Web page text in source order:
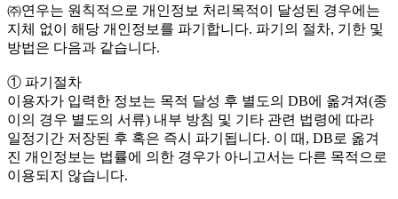
㈜연우는 원칙적으로 개인정보 처리목적이 달성된 경우에는
지체 없이 해당 개인정보를 파기합니다. 파기의 절차, 기한 및
방법은 다음과 같습니다.
① 파기절차
이용자가 입력한 정보는 목적 달성 후 별도의 DB에 옮겨져(종
이의 경우 별도의 서류) 내부 방침 및 기타 관련 법령에 따라
일정기간 저장된 후 혹은 즉시 파기됩니다. 이 때, DB로 옮겨
진 개인정보는 법률에 의한 경우가 아니고서는 다른 목적으로
이용되지 않습니다.